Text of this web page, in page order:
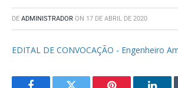
DE ADMINISTRADOR ON 17 DE ABRIL DE 2020
EDITAL DE CONVOCAÇÃO - Engenheiro